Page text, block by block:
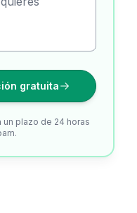
gratuita
plazo de 24 horas